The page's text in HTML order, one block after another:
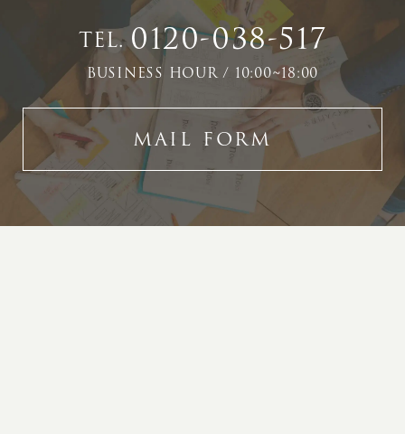
TEL.0120-038-517
BUSINESS HOUR / 10:00~18:00
MAIL FORM